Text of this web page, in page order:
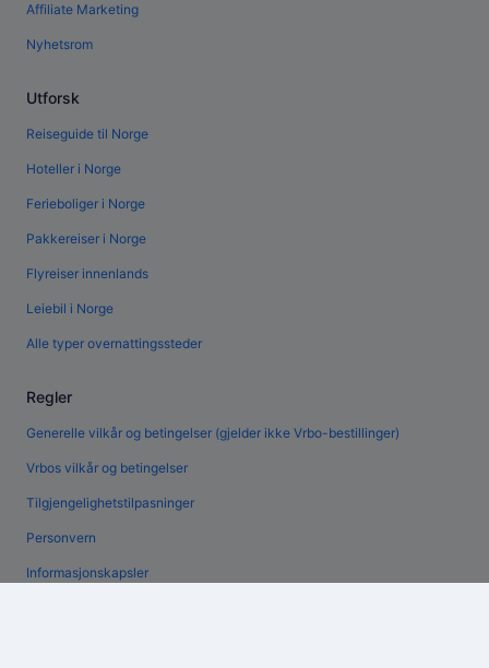
Affiliate Marketing
Nyhetsrom
Utforsk
Reiseguide til Norge
Hoteller i Norge
Ferieboliger i Norge
Pakkereiser i Norge
Flyreiser innenlands
Leiebil i Norge
Alle typer overnattingssteder
Regler
Generelle vilkår og betingelser (gjelder ikke Vrbo-bestillinger)
Vrbos vilkår og betingelser
Tilgjengelighetstilpasninger
Personvern
Informasjonskapsler